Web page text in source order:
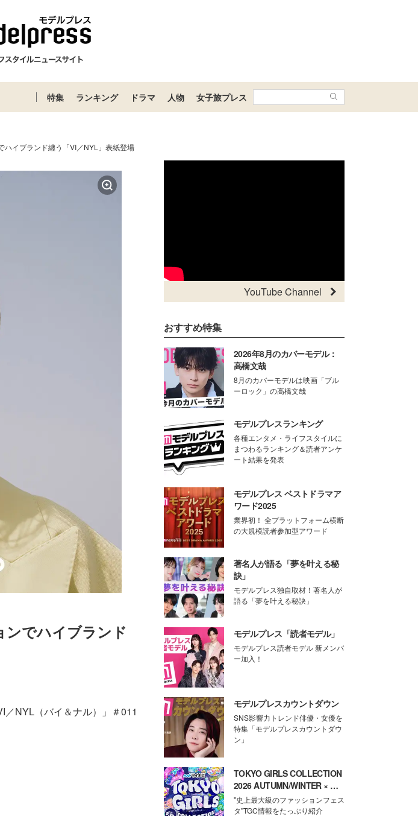
特集 ランキング ドラマ 人物 女子旅プレス
ハイブランド纏う「VI／NYL」表紙登場
ンでハイブランド
NYL（バイ＆ナル）」＃011
YouTube Channel
おすすめ特集
2026年8月のカバーモデル：
高橋文哉
8月のカバーモデルは映画「ブル
ーロック」の高橋文哉
モデルプレスランキング
各種エンタメ・ライフスタイルに
まつわるランキング＆読者アンケ
ート結果を発表
モデルプレス ベストドラマア
ワード2025
業界初！ 全プラットフォーム横断
の大規模読者参加型アワード
著名人が語る「夢を叶える秘
訣」
モデルプレス独自取材！著名人が
語る「夢を叶える秘訣」
モデルプレス「読者モデル」
モデルプレス読者モデル 新メンバ
ー加入！
モデルプレスカウントダウン
SNS影響力トレンド俳優・女優を
特集「モデルプレスカウントダウ
ン」
TOKYO GIRLS COLLECTION
2026 AUTUMN/WINTER × モ
デルプレス
"史上最大級のファッションフェス
タ"TGC情報をたっぷり紹介